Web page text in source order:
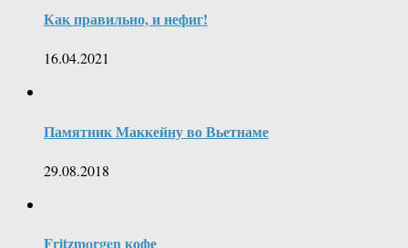
Как правильно, и нефиг!
16.04.2021
Памятник Маккейну во Вьетнаме
29.08.2018
Fritzmorgen кофе